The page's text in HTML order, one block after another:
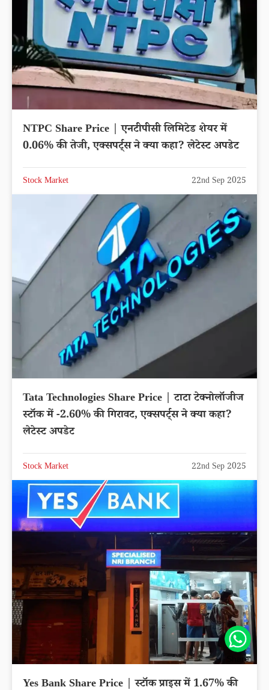
NTPC Share Price | एनटीपीसी लिमिटेड शेयर में
0.06% की तेजी, एक्सपर्ट्स ने क्या कहा? लेटेस्ट अपडेट
Stock Market 22nd Sep 2025
Tata Technologies Share Price | टाटा टेक्नोलॉजीज
स्टॉक में -2.60% की गिरावट, एक्सपर्ट्स ने क्या कहा?
लेटेस्ट अपडेट
Stock Market 22nd Sep 2025
Yes Bank Share Price | स्टॉक प्राइस में 1.67% की
Share